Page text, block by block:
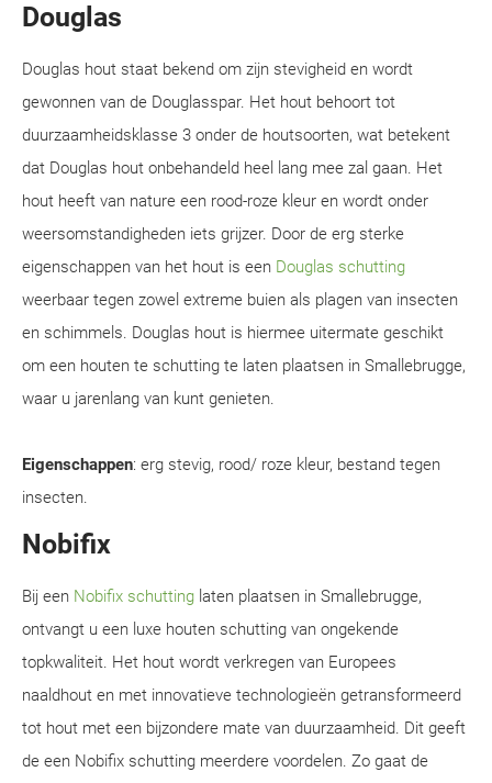
Douglas
Douglas hout staat bekend om zijn stevigheid en wordt
gewonnen van de Douglasspar. Het hout behoort tot
duurzaamheidsklasse 3 onder de houtsoorten, wat betekent
dat Douglas hout onbehandeld heel lang mee zal gaan. Het
hout heeft van nature een rood-roze kleur en wordt onder
weersomstandigheden iets grijzer. Door de erg sterke
eigenschappen van het hout is een Douglas schutting
weerbaar tegen zowel extreme buien als plagen van insecten
en schimmels. Douglas hout is hiermee uitermate geschikt
om een houten te schutting te laten plaatsen in Smallebrugge,
waar u jarenlang van kunt genieten.
Eigenschappen: erg stevig, rood/ roze kleur, bestand tegen
insecten.
Nobifix
Bij een Nobifix schutting laten plaatsen in Smallebrugge,
ontvangt u een luxe houten schutting van ongekende
topkwaliteit. Het hout wordt verkregen van Europees
naaldhout en met innovatieve technologieën getransformeerd
tot hout met een bijzondere mate van duurzaamheid. Dit geeft
de een Nobifix schutting meerdere voordelen. Zo gaat de